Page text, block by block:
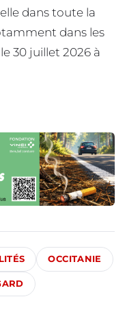
dans toute la
dans les
le 30 juillet 2026 à
OCCITANIE